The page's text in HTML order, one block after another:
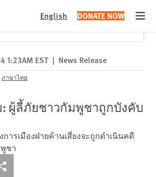
English DONATE NOW
to read this page in English?
1:23AM EST | News Release
ภาษาไทย
: ผู้ลี้ภัยชาวกัมพูชาถูกบังคับ
ารเมืองฝ่ายค้านเสี่ยงจะถูกดำเนินคดี
ชา
via Bluesky
sharing options